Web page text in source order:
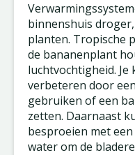
binnenshuis
planten. Tropische
de bananenplant
luchtvochtigheid.
verbeteren door
gebruiken of een
zetten. Daarnaast
besproeien met
water om de